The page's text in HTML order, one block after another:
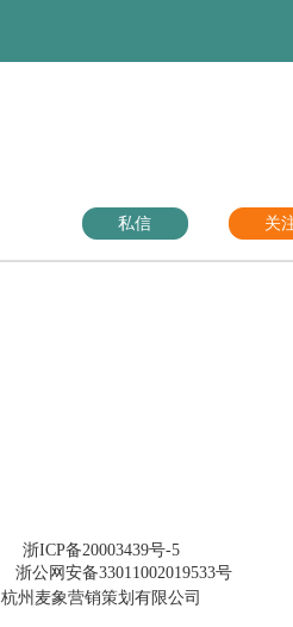
私信 关
浙ICP备20003439号-5
浙公网安备33011002019533号
杭州麦象营销策划有限公司